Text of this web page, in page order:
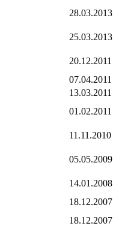
28.03.2013
25.03.2013
20.12.2011
07.04.2011
13.03.2011
01.02.2011
11.11.2010
05.05.2009
14.01.2008
18.12.2007
18.12.2007